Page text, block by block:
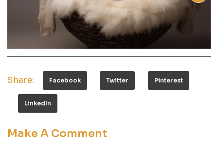
Share: Facebook Twitter Pinterest
LinkedIn
Make A Comment